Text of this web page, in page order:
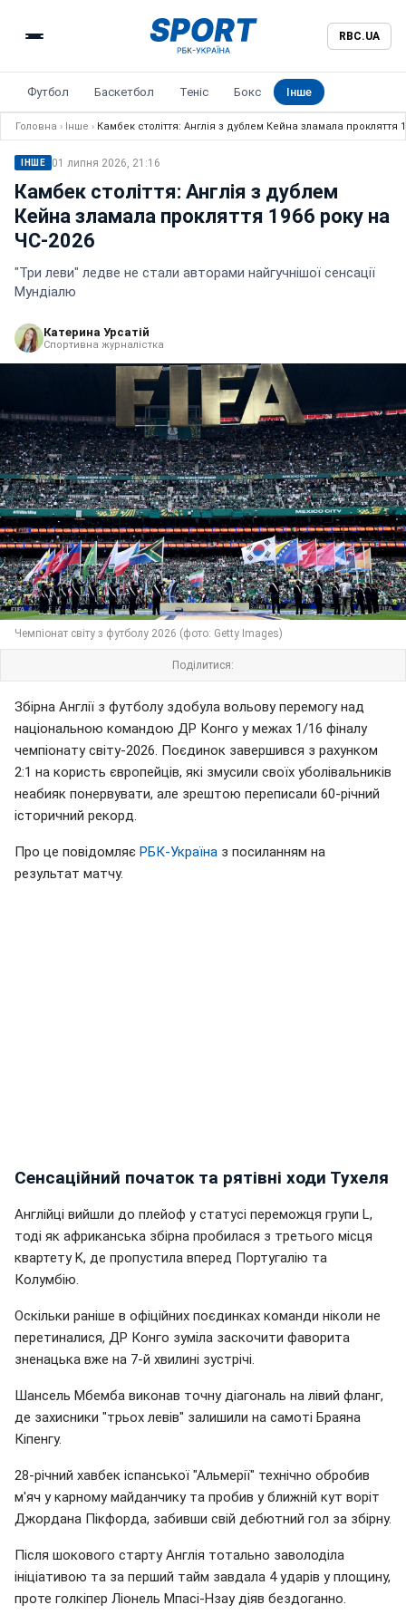
RBC.UA
Футбол Баскетбол Теніс Бокс Інше
Головна › Інше › Камбек століття: Англія з дублем Кейна зламала прокляття
ІНШЕ 01 липня 2026, 21:16
Камбек століття: Англія з дублем
Кейна зламала прокляття 1966 року на
ЧС-2026
"Три леви" ледве не стали авторами найгучнішої сенсації
Мундіалю
Катерина Урсатій
Спортивна журналістка
Чемпіонат світу з футболу 2026 (фото: Getty Images)
Поділитися:
Збірна Англії з футболу здобула вольову перемогу над
національною командою ДР Конго у межах 1/16 фіналу
чемпіонату світу-2026. Поєдинок завершився з рахунком
2:1 на користь європейців, які змусили своїх уболівальників
неабияк понервувати, але зрештою переписали 60-річний
історичний рекорд.
Про це повідомляє РБК-Україна з посиланням на
результат матчу.
Сенсаційний початок та рятівні ходи Тухеля
Англійці вийшли до плейоф у статусі переможця групи L,
тоді як африканська збірна пробилася з третього місця
квартету K, де пропустила вперед Португалію та
Колумбію.
Оскільки раніше в офіційних поєдинках команди ніколи не
перетиналися, ДР Конго зуміла заскочити фаворита
зненацька вже на 7-й хвилині зустрічі.
Шансель Мбемба виконав точну діагональ на лівий фланг,
де захисники "трьох левів" залишили на самоті Браяна
Кіпенгу.
28-річний хавбек іспанської "Альмерії" технічно обробив
м'яч у карному майданчику та пробив у ближній кут воріт
Джордана Пікфорда, забивши свій дебютний гол за збірну.
Після шокового старту Англія тотально заволоділа
ініціативою та за перший тайм завдала 4 ударів у площину,
проте голкіпер Ліонель Мпасі-Нзау діяв бездоганно.